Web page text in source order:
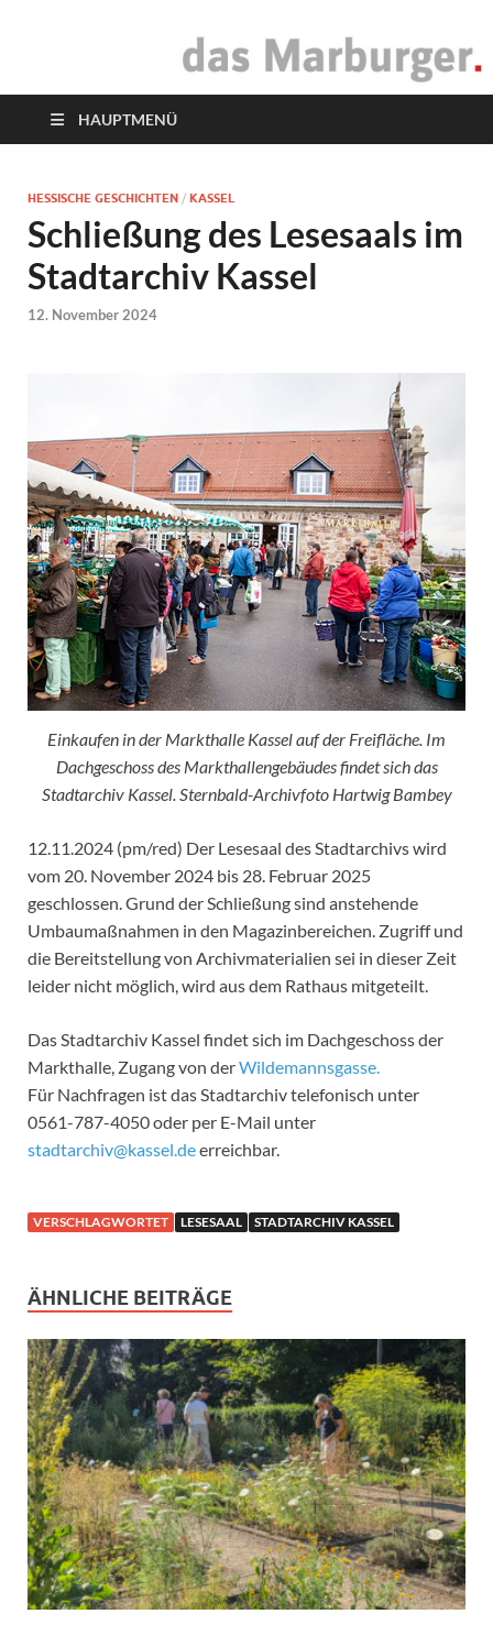
das Marburger.
HAUPTMENÜ
HESSISCHE GESCHICHTEN / KASSEL
Schließung des Lesesaals im
Stadtarchiv Kassel
12. November 2024
Einkaufen in der Markthalle Kassel auf der Freifläche. Im
Dachgeschoss des Markthallengebäudes findet sich das
Stadtarchiv Kassel. Sternbald-Archivfoto Hartwig Bambey
12.11.2024 (pm/red) Der Lesesaal des Stadtarchivs wird
vom 20. November 2024 bis 28. Februar 2025
geschlossen. Grund der Schließung sind anstehende
Umbaumaßnahmen in den Magazinbereichen. Zugriff und
die Bereitstellung von Archivmaterialien sei in dieser Zeit
leider nicht möglich, wird aus dem Rathaus mitgeteilt.
Das Stadtarchiv Kassel findet sich im Dachgeschoss der
Markthalle, Zugang von derWildemannsgasse.
Für Nachfragen ist das Stadtarchiv telefonisch unter
0561-787-4050 oder per E-Mail unter
stadtarchiv@kassel.deerreichbar.
VERSCHLAGWORTET LESESAAL STADTARCHIV KASSEL
ÄHNLICHE BEITRÄGE